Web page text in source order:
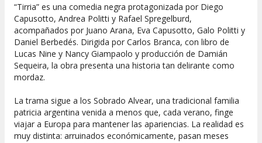
“Tirria” es una comedia negra protagonizada por Diego
Capusotto, Andrea Politti y Rafael Spregelburd,
acompañados por Juano Arana, Eva Capusotto, Galo Politti y
Daniel Berbedés. Dirigida por Carlos Branca, con libro de
Lucas Nine y Nancy Giampaolo y producción de Damián
Sequeira, la obra presenta una historia tan delirante como
mordaz.
La trama sigue a los Sobrado Alvear, una tradicional familia
patricia argentina venida a menos que, cada verano, finge
viajar a Europa para mantener las apariencias. La realidad es
muy distinta: arruinados económicamente, pasan meses